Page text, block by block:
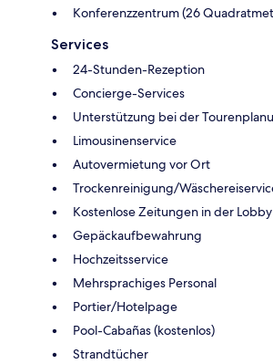
Konferenzzentrum (26
Services
24-Stunden-Rezeption
Concierge-Services
Unterstützung bei der
Limousinenservice
Autovermietung vor Ort
Trockenreinigung/
Kostenlose Zeitungen in der Lobby
Gepäckaufbewahrung
Hochzeitsservice
Mehrsprachiges Personal
Portier/Hotelpage
Pool-Cabañas (kostenlos)
Strandtücher